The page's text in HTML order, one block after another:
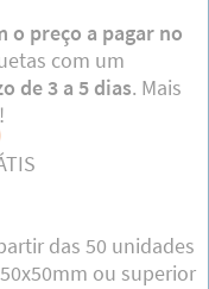
o preço a pagar no
com um
de 3 a 5 dias. Mais
das 50 unidades
ou superior